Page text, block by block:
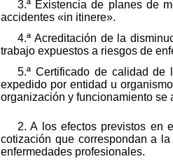
3.ª Existencia de planes de
accidentes «in itinere».
4.ª Acreditación de la
trabajo expuestos a riesgos de
5.ª Certificado de calidad de
expedido por entidad u
organización y funcionamiento se
2. A los efectos previstos en
cotización que correspondan a
enfermedades profesionales.